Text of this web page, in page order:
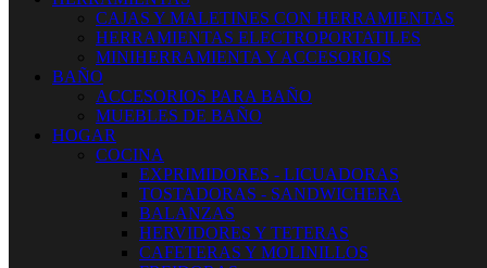
CAJAS Y MALETINES CON HERRAMIENTAS
HERRAMIENTAS ELECTROPORTATILES
MINIHERRAMIENTA Y ACCESORIOS
BAÑO
ACCESORIOS PARA BAÑO
MUEBLES DE BAÑO
HOGAR
COCINA
EXPRIMIDORES - LICUADORAS
TOSTADORAS - SANDWICHERA
BALANZAS
HERVIDORES Y TETERAS
CAFETERAS Y MOLINILLOS